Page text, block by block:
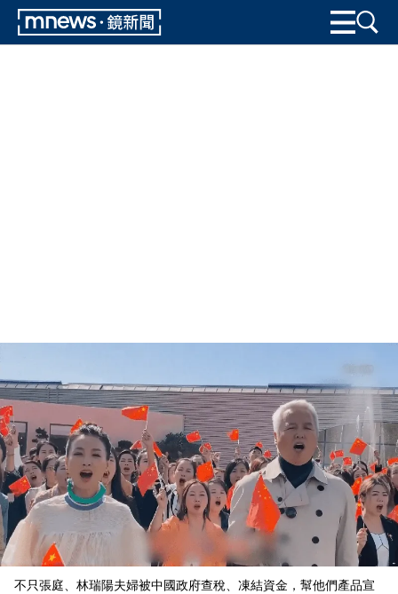
不只張庭、林瑞陽夫婦被中國政府查稅、凍結資金，幫他們產品宣